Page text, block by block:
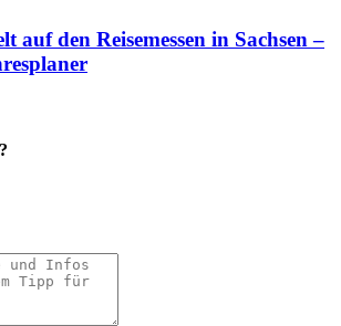
auf den Reisemessen in Sachsen –